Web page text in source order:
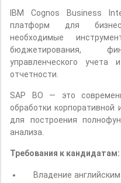
IBM Cognos Business
платформ для
необходимые
бюджетирования,
управленческого учета
отчетности.
SAP BO — это
обработки
для построения
анализа.
Требования к кандидатам:
Владение